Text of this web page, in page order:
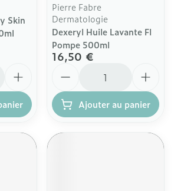
Skin
Pierre Fabre
Dermatologie
Dexeryl Huile Lavante Fl
Pompe 500ml
16,50 €
Ajouter au panier